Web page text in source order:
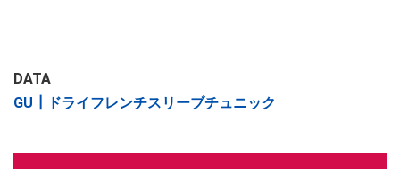
DATA
GU┃ドライフレンチスリーブチュニック